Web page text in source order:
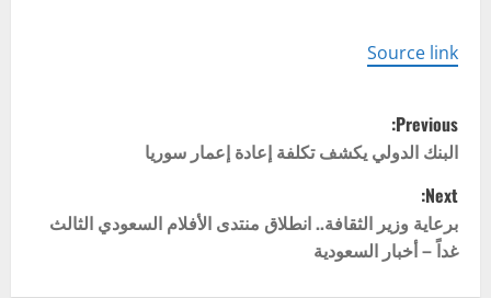
Source link
P
o
s
t
Previous:
البنك الدولي يكشف تكلفة إعادة إعمار سوريا
Next:
برعاية وزير الثقافة.. انطلاق منتدى الأفلام السعودي الثالث
غداً – أخبار السعودية